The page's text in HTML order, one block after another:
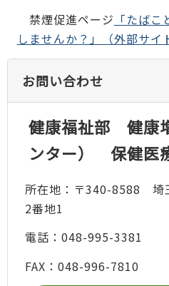
禁煙促進ページ 「たば
しませんか？」（外部サイ
お問い合わせ
健康福祉部 健康
ンター） 保健医
所在地：〒340-8588 埼
2番地1
電話：048-995-3381
FAX：048-996-7810